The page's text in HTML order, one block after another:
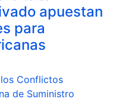
apuestan
para